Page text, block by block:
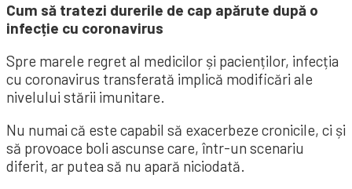
Cum să tratezi durerile de cap apărute după o
infecție cu coronavirus
Spre marele regret al medicilor și pacienților, infecția
cu coronavirus transferată implică modificări ale
nivelului stării imunitare.
Nu numai că este capabil să exacerbeze cronicile, ci și
să provoace boli ascunse care, într-un scenariu
diferit, ar putea să nu apară niciodată.